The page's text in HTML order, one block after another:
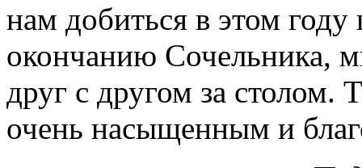
нам добиться в этом
окончанию Сочельника,
друг с другом за столом.
очень насыщенным и